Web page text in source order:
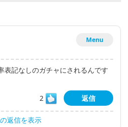
Menu
表記なしのガチャにされるんです
2
返信
返信を表示